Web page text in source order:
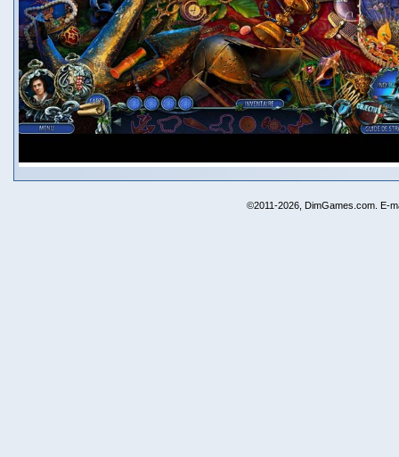
©2011-2026, DimGames.com. E-